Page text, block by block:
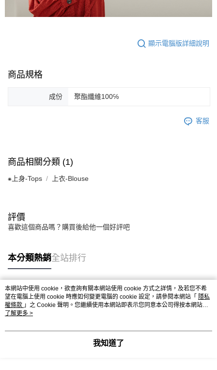
顯示電腦版詳細說明
商品規格
成份 聚酯纖維100℅
客服
商品相關分類 (1)
⁕上身-Tops 上衣-Blouse
評價
喜歡這個商品嗎？購買後給他一個好評吧
本分類熱銷全站排行
熱門標籤
本網站中使用 cookie，欲查詢有關本網站使用 cookie 方式之詳情，及若您不希
望在電腦上使用 cookie 時應如何變更電腦的 cookie 設定，請參閱本網站「 隱私
權條款 」之 Cookie 聲明。您繼續使用本網站即表示您同意本公司得按本網站使
用條款之 Cookie 聲明使用 cookie。
了解更多 >
我知道了